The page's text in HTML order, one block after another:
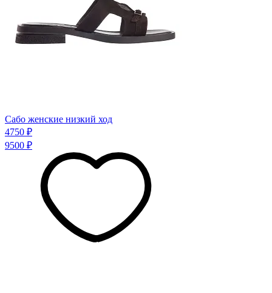
Сабо женские низкий ход
4750 ₽
9500 ₽